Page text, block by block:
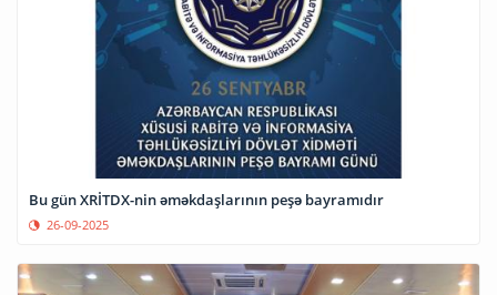
Bu gün XRİTDX-nin əməkdaşlarının peşə bayramıdır
26-09-2025